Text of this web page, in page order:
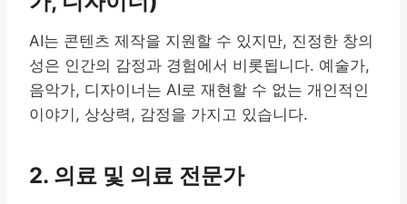
AI는 콘텐츠 제작을 지원할 수 있지만, 진정한 창의
성은 인간의 감정과 경험에서 비롯됩니다. 예술가,
음악가, 디자이너는 AI로 재현할 수 없는 개인적인
이야기, 상상력, 감정을 가지고 있습니다.
2. 의료 및 의료 전문가